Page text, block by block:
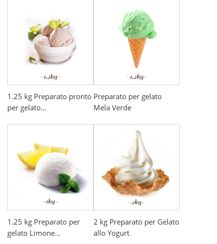
1.25 kg Preparato pronto
per gelato...
Preparato per gelato
Mela Verde
1.25 kg Preparato per
gelato Limone...
2 kg Preparato per Gelato
allo Yogurt